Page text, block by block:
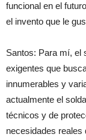
funcional en el
el invento que le
Santos: Para mí, el
exigentes que
innumerables y
actualmente el
técnicos y de
necesidades reales